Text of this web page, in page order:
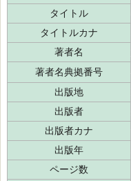
タイトル
タイトルカナ
著者名
著者名典拠番号
出版地
出版者
出版者カナ
出版年
ページ数